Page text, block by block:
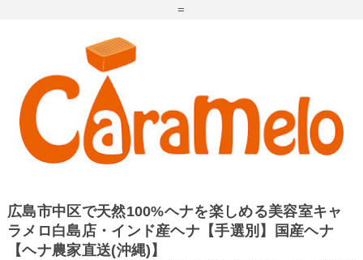
=
広島市中区で天然100%ヘナを楽しめる美容室キャ
ラメロ白島店・インド産ヘナ【手選別】国産ヘナ
【ヘナ農家直送(沖縄)】